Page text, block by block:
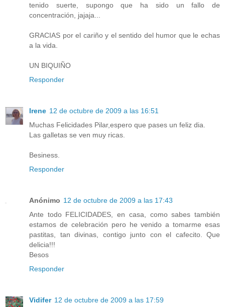
tenido suerte, supongo que ha sido un fallo de
concentración, jajaja...
GRACIAS por el cariño y el sentido del humor que le echas
a la vida.
UN BIQUIÑO
Responder
Irene 12 de octubre de 2009 a las 16:51
Muchas Felicidades Pilar,espero que pases un feliz dia.
Las galletas se ven muy ricas.
Besiness.
Responder
Anónimo 12 de octubre de 2009 a las 17:43
Ante todo FELICIDADES, en casa, como sabes también
estamos de celebración pero he venido a tomarme esas
pastitas, tan divinas, contigo junto con el cafecito. Que
delicia!!!
Besos
Responder
Vidifer 12 de octubre de 2009 a las 17:59